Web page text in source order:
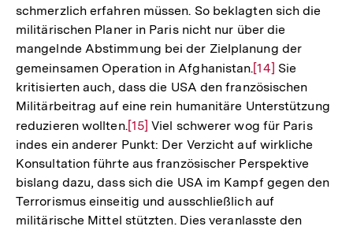
schmerzlich erfahren müssen. So beklagten sich die
militärischen Planer in Paris nicht nur über die
mangelnde Abstimmung bei der Zielplanung der
gemeinsamen Operation in Afghanistan.Zur
Auflösung
der
Fußnote
[14] Sie
kritisierten auch, dass die USA den französischen
Militärbeitrag auf eine rein humanitäre Unterstützung
reduzieren wollten.Zur
Auflösung
der
Fußnote
[15] Viel schwerer wog für Paris
indes ein anderer Punkt: Der Verzicht auf wirkliche
Konsultation führte aus französischer Perspektive
bislang dazu, dass sich die USA im Kampf gegen den
Terrorismus einseitig und ausschließlich auf
militärische Mittel stützten. Dies veranlasste den